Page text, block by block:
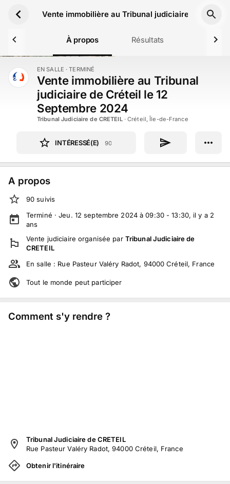
Vente immobilière au Tribunal judiciaire de Créteil
À propos Résultats
TERMINÉ EN SALLE · TERMINÉ
Vente immobilière au Tribunal
judiciaire de Créteil le 12
Septembre 2024
Tribunal Judiciaire de CRETEIL·Créteil, Île-de-France
INTÉRESSÉ(E) 90
A propos
90 suivis
Terminé ·Jeu. 12 septembre 2024 à 09:30 - 13:30, il y a 2
ans
Vente judiciaire organisée par Tribunal Judiciaire de
CRETEIL
En salle : Rue Pasteur Valéry Radot, 94000 Créteil, France
Tout le monde peut participer
Comment s'y rendre ?
Tribunal Judiciaire de CRETEIL
Rue Pasteur Valéry Radot, 94000 Créteil, France
Obtenir l'itinéraire